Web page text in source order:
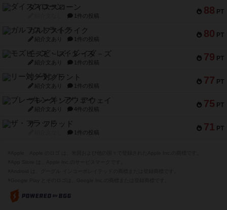
88 PT
ダイススローン
1件の投稿
80 PT
ガルフストライク
紹介文あり 1件の投稿
79 PT
モズビ－ズ・レイダ－ズ
紹介文あり 1件の投稿
77 PT
リー対グラント
紹介文あり 1件の投稿
75 PT
ブレーキング・アウェイ
紹介文あり 4件の投稿
71 PT
ザ・フラッド
1件の投稿